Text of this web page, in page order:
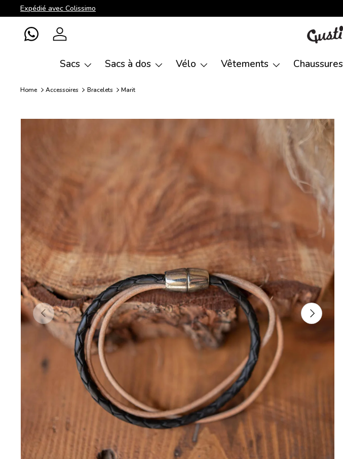
Aller au contenu
Expédié avec Colissimo
WhatsAppSe connecter
Sacs Sacs à dos Vélo Vêtements Chaussures
Home Accessoires Bracelets Marit
Précédent Suivant